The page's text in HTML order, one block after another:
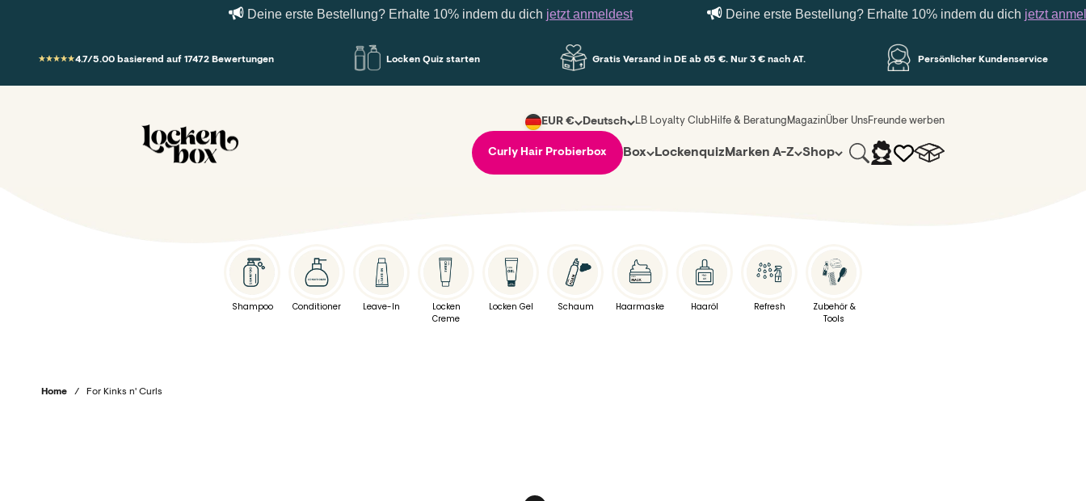
Deine erste Bestellung? Erhalte 10% indem du dichjetzt anmeldest Deine erste Bestellung? Erhalte 10% indem du dichjetzt
4.7/5.00 basierend auf 17472 Bewertungen Locken Quiz starten Gratis Versand in DE ab 65 €. Nur 3 € nach AT. Persönlicher Kundenservice
Lockenbox.com
EUR € Deutsch LB Loyalty Club Hilfe & Beratung MagazinÜber UnsFreunde werben
Curly Hair Probierbox Box Lockenquiz Marken A-Z Shop
SucheAnmeldenWarenkorb
Shampoo Conditioner Leave-In
Locken
Creme
Locken Gel Schaum Haarmaske Haaröl Refresh
Zubehör &
Tools
Home / For Kinks n' Curls